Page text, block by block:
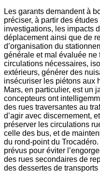
Les garants demandent à
préciser, à partir des
investigations, les impacts
déplacement ainsi que de
d’organisation du
générale et mal évaluée ne
circulations nécessaires,
extérieurs, générer des
insécuriser les piétons aux
Mars, en particulier, est un
concepteurs ont
des rues traversantes au
d’agir avec discernement,
préserver les circulations
celle des bus, et de
du rond-point du
prévus pour éviter
des rues secondaires de
des dessertes de